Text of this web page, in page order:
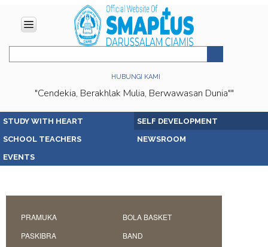
HUBUNGI KAMI
"Cendekia, Berakhlak Mulia, Berwawasan Dunia""
Mission
Organizational
Facilities
Achievments
Location
STUDY WITH HEART
SELF DEVELOPMENT
SCHOOL TEACHERS
NEWSROOM
EVENTS
PRAMUKA
PASKIBRA
BOLA BASKET
BAND